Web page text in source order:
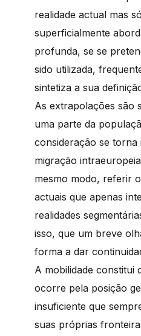
realidade actual mas
superficialmente
profunda, se se
sido utilizada,
sintetiza a sua
As extrapolações são
uma parte da
consideração se torna
migração
mesmo modo, referir
actuais que apenas
realidades
isso, que um breve
forma a dar
A mobilidade constitui
ocorre pela posição
insuficiente que
suas próprias